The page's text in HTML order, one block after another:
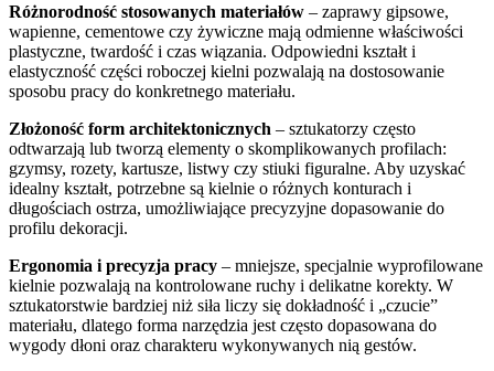
Różnorodność stosowanych materiałów – zaprawy gipsowe,
wapienne, cementowe czy żywiczne mają odmienne właściwości
plastyczne, twardość i czas wiązania. Odpowiedni kształt i
elastyczność części roboczej kielni pozwalają na dostosowanie
sposobu pracy do konkretnego materiału.
Złożoność form architektonicznych – sztukatorzy często
odtwarzają lub tworzą elementy o skomplikowanych profilach:
gzymsy, rozety, kartusze, listwy czy stiuki figuralne. Aby uzyskać
idealny kształt, potrzebne są kielnie o różnych konturach i
długościach ostrza, umożliwiające precyzyjne dopasowanie do
profilu dekoracji.
Ergonomia i precyzja pracy – mniejsze, specjalnie wyprofilowane
kielnie pozwalają na kontrolowane ruchy i delikatne korekty. W
sztukatorstwie bardziej niż siła liczy się dokładność i „czucie”
materiału, dlatego forma narzędzia jest często dopasowana do
wygody dłoni oraz charakteru wykonywanych nią gestów.